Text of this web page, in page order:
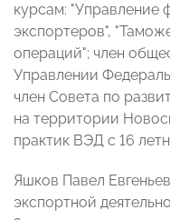
курсам: "Управление
экспортеров",
операций"; член
Управлении
член Совета по
на территории
практик ВЭД с 16
Яшков Павел
экспортной